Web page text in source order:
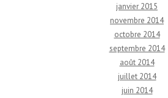
janvier 2015
novembre 2014
octobre 2014
septembre 2014
août 2014
juillet 2014
juin 2014